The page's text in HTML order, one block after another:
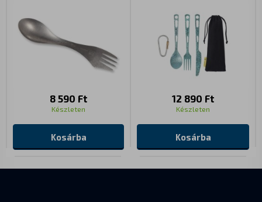
8 590 Ft
Készleten
Kosárba
12 890 Ft
Készleten
Kosárba